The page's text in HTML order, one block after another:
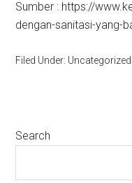
Sumber : https://
dengan-sanitasi-yang-
Filed Under: Uncategorized
Primary
Search